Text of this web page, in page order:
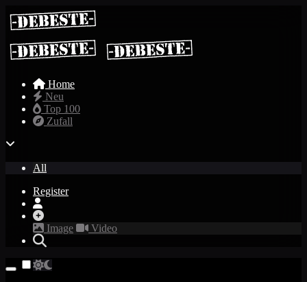
Home
Neu
Top 100
Zufall
All
Register
Image Video